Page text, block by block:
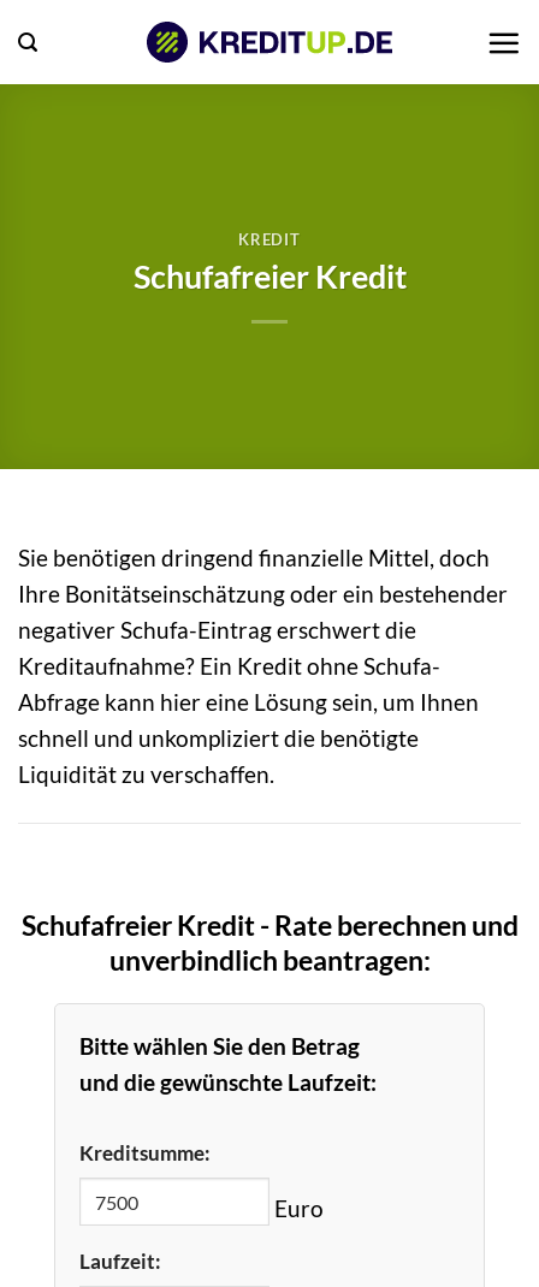
Inhalt
springen
KREDIT
Schufafreier Kredit
Sie benötigen dringend finanzielle Mittel, doch
Ihre Bonitätseinschätzung oder ein bestehender
negativer Schufa-Eintrag erschwert die
Kreditaufnahme? Ein Kredit ohne Schufa-
Abfrage kann hier eine Lösung sein, um Ihnen
schnell und unkompliziert die benötigte
Liquidität zu verschaffen.
Schufafreier Kredit - Rate berechnen und
unverbindlich beantragen:
Bitte wählen Sie den Betrag
und die gewünschte Laufzeit:
Kreditsumme:
Euro
Laufzeit: